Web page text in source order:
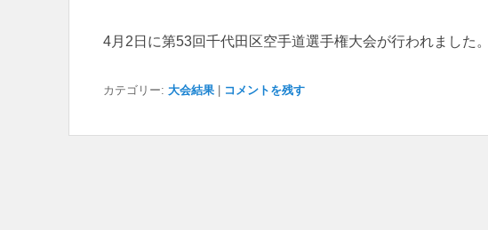
4月2日に第53回千代田区空手道選手権大会が行われました。
カテゴリー: 大会結果 | コメントを残す